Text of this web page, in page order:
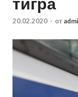
20.02.2020 - от